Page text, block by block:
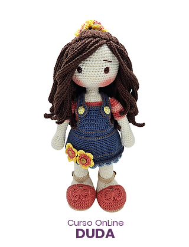
Curso OnLine
DUDA